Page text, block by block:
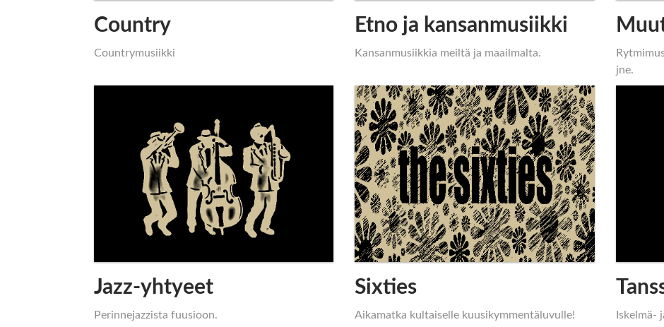
Country
Countrymusiikki
Etno ja kansanmusiikki
Kansanmusiikkia meiltä ja maailmalta.
jne.
Jazz-yhtyeet
Perinnejazzista fuusioon.
Sixties
Aikamatka kultaiselle kuusikymmentäluvulle!
Iskelmä-